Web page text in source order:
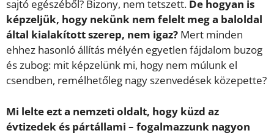
sajtó egészéből? Bizony, nem tetszett. De hogyan is
képzeljük, hogy nekünk nem felelt meg a baloldal
által kialakított szerep, nem igaz? Mert minden
ehhez hasonló állítás mélyén egyetlen fájdalom buzog
és zubog: mit képzelünk mi, hogy nem múlunk el
csendben, remélhetőleg nagy szenvedések közepette?
Mi lelte ezt a nemzeti oldalt, hogy küzd az
évtizedek és pártállami – fogalmazzunk nagyon